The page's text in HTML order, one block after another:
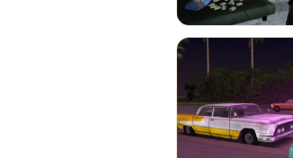
Rockstar и Netflix представят
новый трейлер геймплея GTA